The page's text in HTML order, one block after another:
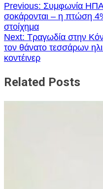
Πλοήγηση
άρθρων
Previous: Συμφωνία
σοκάρονται – η πτώση
στοίχημα
Next: Τραγωδία στην
τον θάνατο τεσσάρων
κοντέινερ
Related Posts